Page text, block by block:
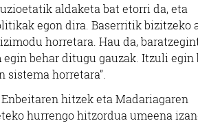
aldaketa bat etorri da, eta
egon dira. Baserritik bizitzeko
horretara. Hau da,
egin behar ditugu gauzak. Itzuli egin
horretara”.
hitzek eta Madariagaren
hurrengo hitzordua umeena